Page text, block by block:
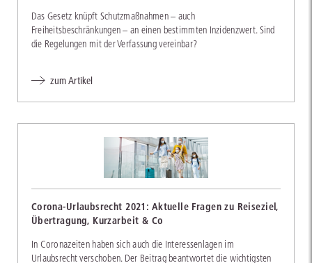
Das Gesetz knüpft Schutzmaßnahmen – auch
Freiheitsbeschränkungen – an einen bestimmten Inzidenzwert. Sind
die Regelungen mit der Verfassung vereinbar?
zum Artikel
Corona-Urlaubsrecht 2021: Aktuelle Fragen zu Reiseziel,
Übertragung, Kurzarbeit & Co
In Coronazeiten haben sich auch die Interessenlagen im
Urlaubsrecht verschoben. Der Beitrag beantwortet die wichtigsten